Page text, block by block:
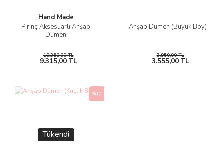
Hand Made
Pirinç Aksesuarlı Ahşap
Dümen
10.350,00 TL
9.315,00 TL
Ahşap Dümen (Büyük Boy)
3.950,00 TL
3.555,00 TL
Tükendi
%10